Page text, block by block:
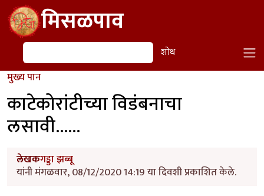
Skip to main contentमिसळपाव
शोध शोध
मुख्य पान
काटेकोरांटीच्या विडंबनाचा
लसावी......
लेखकगड्डा झब्बू
यांनी मंगळवार, 08/12/2020 14:19 या दिवशी प्रकाशित केले.